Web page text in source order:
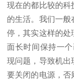
现在的都比较的科
的生活。我们一般
停，其实这样的处
面长时间保持一
现问题，导致机出
要关闭的电源，否